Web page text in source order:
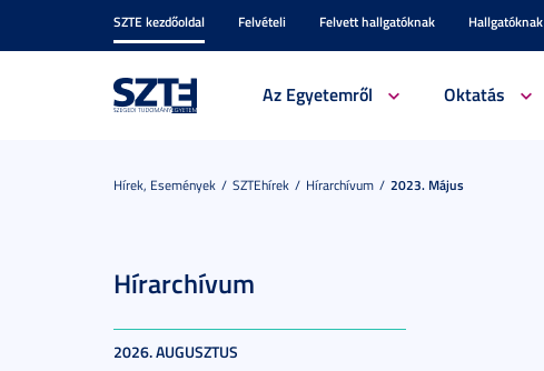
SZTE kezdőoldal Felvételi Felvett hallgatóknak Hallgatóknak
Az Egyetemről Oktatás
Hírek, Események SZTEhírek Hírarchívum 2023. Május
Hírarchívum
2026. AUGUSZTUS